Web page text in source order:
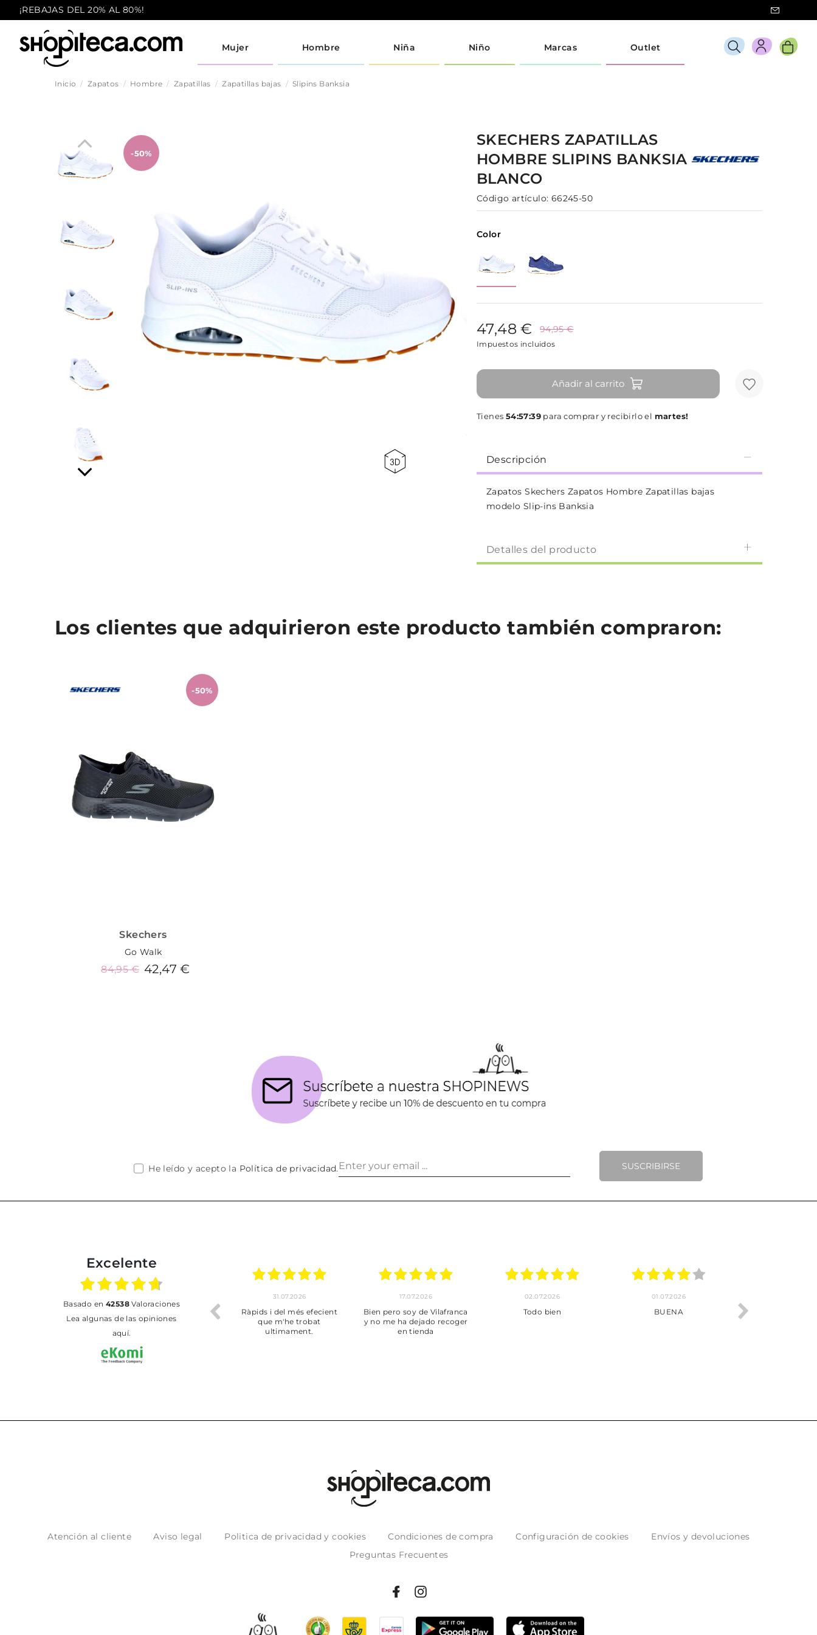
¡REBAJAS DEL 20% AL 80%!
Mujer Hombre Niña Niño Marcas Outlet
Inicio Zapatos Hombre Zapatillas Zapatillas bajas Slipins Banksia
-50%
SKECHERS ZAPATILLAS
HOMBRE SLIPINS BANKSIA
BLANCO
Código artículo: 66245-50
Color
47,48 € 94,95 €
Impuestos incluidos
Añadir al carrito
Tienes 54:57:39 para comprar y recibirlo el martes!
Descripción
Zapatos Skechers Zapatos Hombre Zapatillas bajas
modelo Slip-ins Banksia
Detalles del producto
Los clientes que adquirieron este producto también compraron:
-50%
Skechers
Go Walk
42,47 €
84,95 €
SUSCRIBIRSE
He leído y acepto la Política de privacidad.
Excelente
basado en 42538Valoraciones
Lea algunas de las opiniones
aquí.
30.06.2026
Tot perfecte
24.06.2026
***
23.06.2026
Pedido hecho, pedido
22.06.2026
Servicio muy completo
Atención al cliente Aviso legal Politica de privacidad y cookies Condiciones de compra Configuración de cookies
Envíos y devoluciones
Preguntas Frecuentes